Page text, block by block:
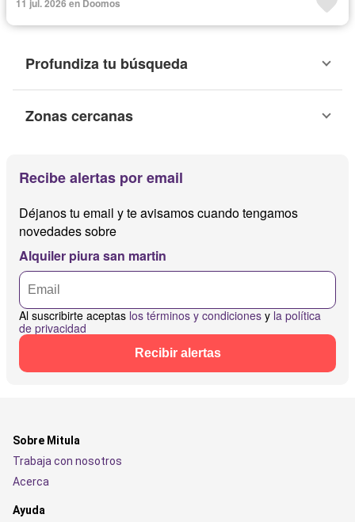
Profundiza tu búsqueda
Zonas cercanas
Recibe alertas por email
Déjanos tu email y te avisamos cuando tengamos
novedades sobre
Alquiler piura san martin
Al suscribirte aceptas los términos y condiciones y la política
de privacidad
Recibir alertas
Sobre Mitula
Trabaja con nosotros
Acerca
Ayuda